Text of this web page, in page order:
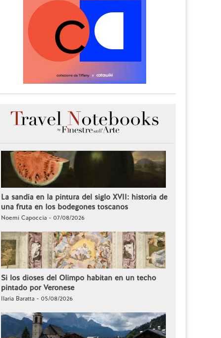
La sandía en la pintura del siglo XVII: historia de
una fruta en los bodegones toscanos
Noemi Capoccia - 07/08/2026
Si los dioses del Olimpo habitan en un techo
pintado por Veronese
Ilaria Baratta - 05/08/2026